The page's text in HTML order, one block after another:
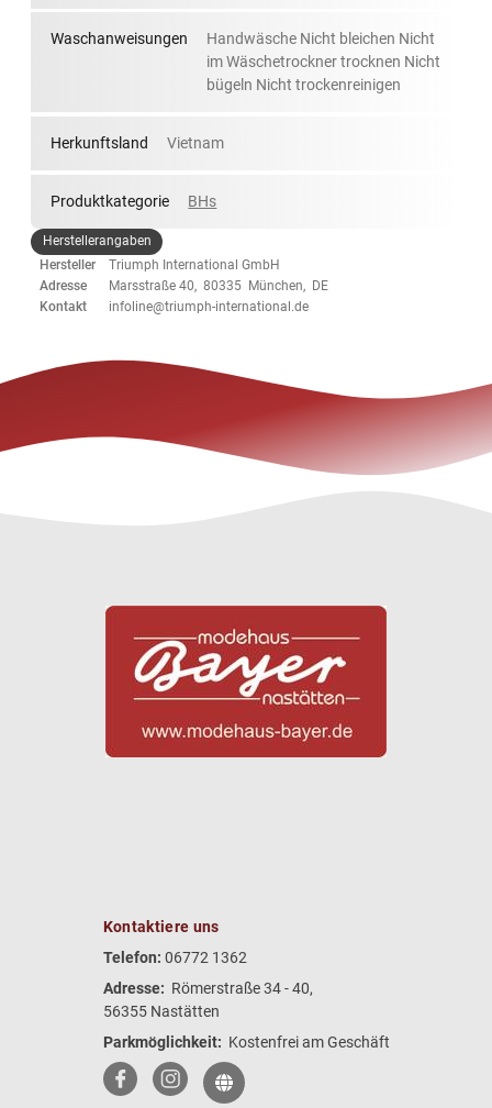
Waschanweisungen
Handwäsche Nicht bleichen Nicht
im Wäschetrockner trocknen Nicht
bügeln Nicht trockenreinigen
Herkunftsland Vietnam
Produktkategorie BHs
Herstellerangaben
Hersteller
Triumph International GmbH
Adresse
Marsstraße 40, 80335 München, DE
Kontakt
infoline@triumph-international.de
Kontaktiere uns
Telefon: 06772 1362
Adresse: Römerstraße 34 - 40,
56355 Nastätten
Parkmöglichkeit: Kostenfrei am Geschäft